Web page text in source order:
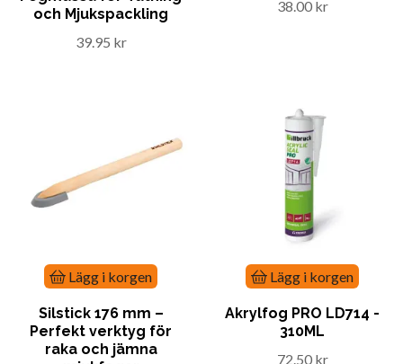
och Mjukspackling
39.95 kr
38.00 kr
Lägg i korgen
Silstick 176 mm –
Perfekt verktyg för
raka och jämna
Lägg i korgen
Akrylfog PRO LD714 -
310ML
72.50 kr